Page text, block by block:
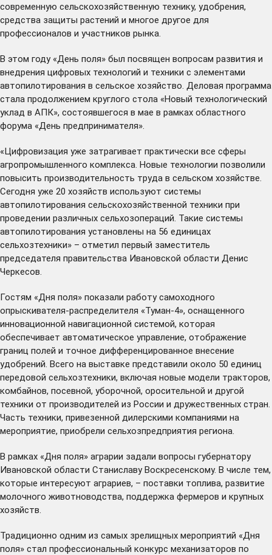
современную сельскохозяйственную технику, удобрения,
средства защиты растений и многое другое для
профессионалов и участников рынка.
В этом году «День поля» был посвящен вопросам развития и
внедрения цифровых технологий и техники с элементами
автопилотирования в сельское хозяйство. Деловая программа
стала продолжением круглого стола «Новый технологический
уклад в АПК», состоявшегося в мае в рамках областного
форума «День предпринимателя».
«Цифровизация уже затрагивает практически все сферы
агропромышленного комплекса. Новые технологии позволили
повысить производительность труда в сельском хозяйстве.
Сегодня уже 20 хозяйств используют системы
автопилотирования сельскохозяйственной техники при
проведении различных сельхозопераций. Такие системы
автопилотирования установлены на 56 единицах
сельхозтехники» – отметил первый заместитель
председателя правительства Ивановской области Денис
Черкесов.
Гостям «Дня поля» показали работу самоходного
опрыскивателя-распределителя «Туман-4», оснащенного
инновационной навигационной системой, которая
обеспечивает автоматическое управление, отображение
границ полей и точное дифференцированное внесение
удобрений. Всего на выставке представили около 50 единиц
передовой сельхозтехники, включая новые модели тракторов,
комбайнов, посевной, уборочной, оросительной и другой
техники от производителей из России и дружественных стран.
Часть техники, привезенной дилерскими компаниями на
мероприятие, приобрели сельхозпредприятия региона.
В рамках «Дня поля» аграрии задали вопросы губернатору
Ивановской области Станиславу Воскресенскому. В числе тем,
которые интересуют аграриев, – поставки топлива, развитие
молочного животноводства, поддержка фермеров и крупных
хозяйств.
Традиционно одним из самых зрелищных мероприятий «Дня
поля» стал профессиональный конкурс механизаторов по